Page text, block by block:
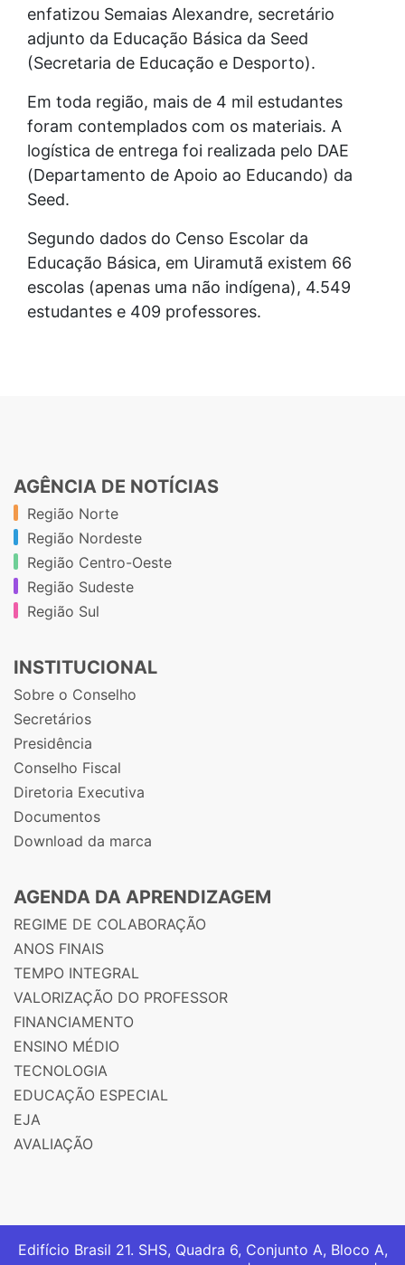
enfatizou Semaias Alexandre, secretário
adjunto da Educação Básica da Seed
(Secretaria de Educação e Desporto).
Em toda região, mais de 4 mil estudantes
foram contemplados com os materiais. A
logística de entrega foi realizada pelo DAE
(Departamento de Apoio ao Educando) da
Seed.
Segundo dados do Censo Escolar da
Educação Básica, em Uiramutã existem 66
escolas (apenas uma não indígena), 4.549
estudantes e 409 professores.
AGÊNCIA DE NOTÍCIAS
Região Norte
Região Nordeste
Região Centro-Oeste
Região Sudeste
Região Sul
INSTITUCIONAL
Sobre o Conselho
Secretários
Presidência
Conselho Fiscal
Diretoria Executiva
Documentos
Download da marca
AGENDA DA APRENDIZAGEM
REGIME DE COLABORAÇÃO
ANOS FINAIS
TEMPO INTEGRAL
VALORIZAÇÃO DO PROFESSOR
FINANCIAMENTO
ENSINO MÉDIO
TECNOLOGIA
EDUCAÇÃO ESPECIAL
EJA
AVALIAÇÃO
Edifício Brasil 21. SHS, Quadra 6, Conjunto A, Bloco A,